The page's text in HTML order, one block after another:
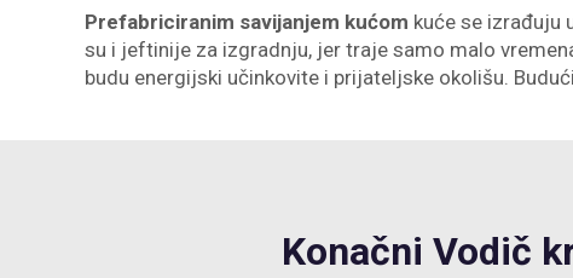
Prefabriciranim savijanjem kućom kuće se izrađuju
su i jeftinije za izgradnju, jer traje samo malo
budu energijski učinkovite i prijateljske okolišu.
Konačni Vodič